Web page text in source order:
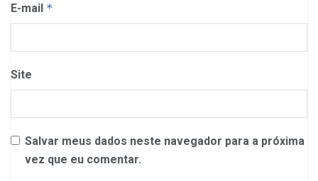
E-mail *
Site
Salvar meus dados neste navegador para a próxima
vez que eu comentar.